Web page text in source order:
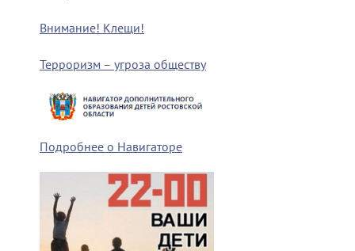
Внимание! Клещи!
Терроризм – угроза обществу
Подробнее о Навигаторе